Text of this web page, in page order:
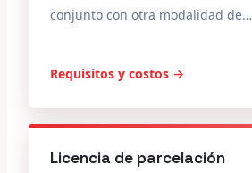
conjunto con otra modalidad de…
Requisitos y costos →
Licencia de parcelación